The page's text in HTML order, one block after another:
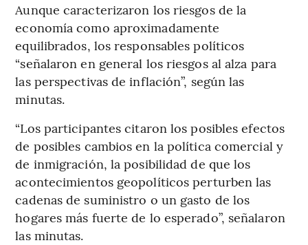
Aunque caracterizaron los riesgos de la
economía como aproximadamente
equilibrados, los responsables políticos
“señalaron en general los riesgos al alza para
las perspectivas de inflación”, según las
minutas.
“Los participantes citaron los posibles efectos
de posibles cambios en la política comercial y
de inmigración, la posibilidad de que los
acontecimientos geopolíticos perturben las
cadenas de suministro o un gasto de los
hogares más fuerte de lo esperado”, señalaron
las minutas.